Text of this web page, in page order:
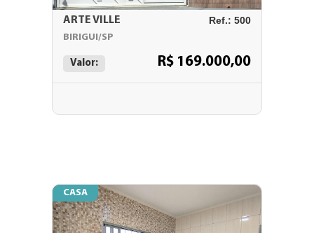
ARTE VILLE Ref.: 500
BIRIGUI/SP
Valor: R$ 169.000,00
CASA